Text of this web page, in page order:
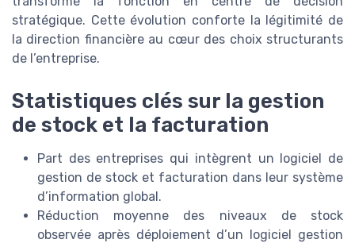
stratégique. Cette évolution conforte la légitimité de
la direction financière au cœur des choix structurants
de l’entreprise.
Statistiques clés sur la gestion
de stock et la facturation
Part des entreprises qui intègrent un logiciel de
gestion de stock et facturation dans leur système
d’information global.
Réduction moyenne des niveaux de stock
observée après déploiement d’un logiciel gestion